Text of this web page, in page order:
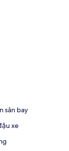
thao là những
này. Khách du
trạm giao thông
5 phút và cách
sân bay
xe